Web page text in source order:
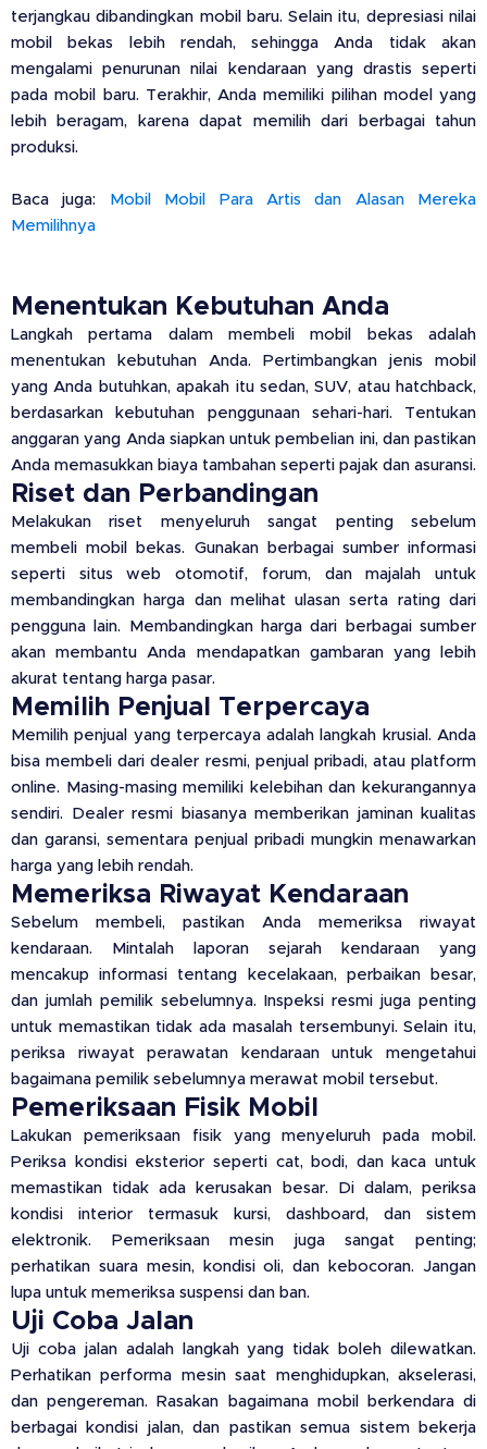
terjangkau dibandingkan mobil baru. Selain itu, depresiasi nilai
mobil bekas lebih rendah, sehingga Anda tidak akan
mengalami penurunan nilai kendaraan yang drastis seperti
pada mobil baru. Terakhir, Anda memiliki pilihan model yang
lebih beragam, karena dapat memilih dari berbagai tahun
produksi.
Baca juga:
Mobil Mobil Para Artis dan Alasan Mereka
Memilihnya
Menentukan Kebutuhan Anda
Langkah pertama dalam membeli mobil bekas adalah
menentukan kebutuhan Anda. Pertimbangkan jenis mobil
yang Anda butuhkan, apakah itu sedan, SUV, atau hatchback,
berdasarkan kebutuhan penggunaan sehari-hari. Tentukan
anggaran yang Anda siapkan untuk pembelian ini, dan pastikan
Anda memasukkan biaya tambahan seperti pajak dan asuransi.
Riset dan Perbandingan
Melakukan riset menyeluruh sangat penting sebelum
membeli mobil bekas. Gunakan berbagai sumber informasi
seperti situs web otomotif, forum, dan majalah untuk
membandingkan harga dan melihat ulasan serta rating dari
pengguna lain. Membandingkan harga dari berbagai sumber
akan membantu Anda mendapatkan gambaran yang lebih
akurat tentang harga pasar.
Memilih Penjual Terpercaya
Memilih penjual yang terpercaya adalah langkah krusial. Anda
bisa membeli dari dealer resmi, penjual pribadi, atau platform
online. Masing-masing memiliki kelebihan dan kekurangannya
sendiri. Dealer resmi biasanya memberikan jaminan kualitas
dan garansi, sementara penjual pribadi mungkin menawarkan
harga yang lebih rendah.
Memeriksa Riwayat Kendaraan
Sebelum membeli, pastikan Anda memeriksa riwayat
kendaraan. Mintalah laporan sejarah kendaraan yang
mencakup informasi tentang kecelakaan, perbaikan besar,
dan jumlah pemilik sebelumnya. Inspeksi resmi juga penting
untuk memastikan tidak ada masalah tersembunyi. Selain itu,
periksa riwayat perawatan kendaraan untuk mengetahui
bagaimana pemilik sebelumnya merawat mobil tersebut.
Pemeriksaan Fisik Mobil
Lakukan pemeriksaan fisik yang menyeluruh pada mobil.
Periksa kondisi eksterior seperti cat, bodi, dan kaca untuk
memastikan tidak ada kerusakan besar. Di dalam, periksa
kondisi interior termasuk kursi, dashboard, dan sistem
elektronik. Pemeriksaan mesin juga sangat penting;
perhatikan suara mesin, kondisi oli, dan kebocoran. Jangan
lupa untuk memeriksa suspensi dan ban.
Uji Coba Jalan
Uji coba jalan adalah langkah yang tidak boleh dilewatkan.
Perhatikan performa mesin saat menghidupkan, akselerasi,
dan pengereman. Rasakan bagaimana mobil berkendara di
berbagai kondisi jalan, dan pastikan semua sistem bekerja